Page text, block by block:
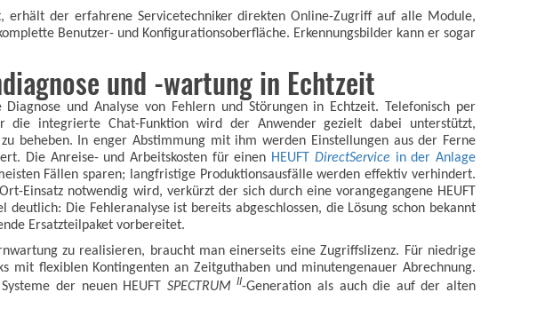
erhält der erfahrene Servicetechniker direkten Online-Zugriff auf alle Module,
Benutzer- und Konfigurationsoberfläche. Erkennungsbilder kann er sogar
und -wartung in Echtzeit
Diagnose und Analyse von Fehlern und Störungen in Echtzeit. Telefonisch per
die integrierte Chat-Funktion wird der Anwender gezielt dabei unterstützt,
beheben. In enger Abstimmung mit ihm werden Einstellungen aus der Ferne
Die Anreise- und Arbeitskosten für einen HEUFT DirectService in der Anlage
Fällen sparen; langfristige Produktionsausfälle werden effektiv verhindert.
Einsatz notwendig wird, verkürzt der sich durch eine vorangegangene HEUFT
deutlich: Die Fehleranalyse ist bereits abgeschlossen, die Lösung schon bekannt
Ersatzteilpaket vorbereitet.
zu realisieren, braucht man einerseits eine Zugriffslizenz. Für niedrige
mit flexiblen Kontingenten an Zeitguthaben und minutengenauer Abrechnung.
der neuen HEUFT SPECTRUMII-Generation als auch die auf der alten